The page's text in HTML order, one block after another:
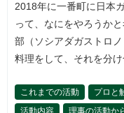
2018年に一番町に日本
って、なにをやろうか
部（ソシアダガストロ
料理をして、それを分
これまでの活動 プロと